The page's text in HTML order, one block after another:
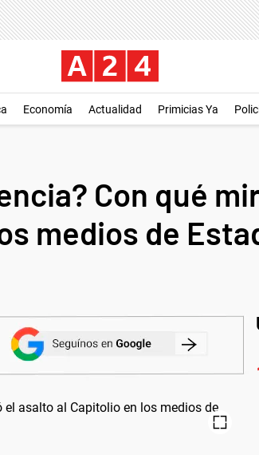
Economía Actualidad Primicias Ya
Con qué
medios de